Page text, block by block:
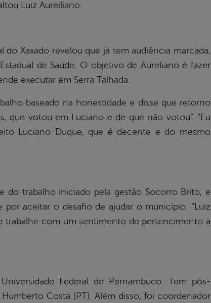
Luiz Aureiliano.
Xaxado revelou que já tem audiência marcada,
de Saúde. O objetivo de Aureliano é fazer
executar em Serra Talhada.
baseado na honestidade e disse que retorno
que votou em Luciano e de que não votou”. “Eu
Luciano Duque, que é decente e do mesmo
do trabalho iniciado pela gestão Socorro Brito, e
aceitar o desafio de ajudar o município. “Luiz
trabalhe com um sentimento de pertencimento a
Federal de Pernambuco. Tem pós-
Costa (PT). Além disso, foi coordenador